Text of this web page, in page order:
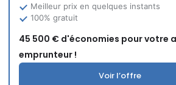
Meilleur prix en quelques instants
100% gratuit
45 500 € d'économies pour votre
emprunteur !
Voir l’offre